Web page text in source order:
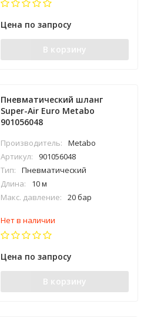
Цена по запросу
В корзину
Пневматический шланг
Super-Air Euro Metabo
901056048
Производитель:
Metabo
Артикул:
901056048
Тип:
Пневматический
Длина:
10 м
Макс. давление:
20 бар
Нет в наличии
Цена по запросу
В корзину